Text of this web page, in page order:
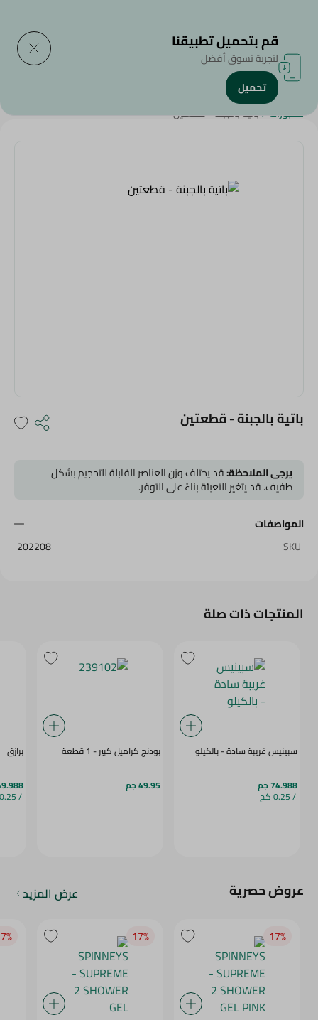
الرئيسية/منتجات سبينيس
مخبوزات/باتية بالجبنة - قطعتين
باتية بالجبنة - قطعتين
يرجى الملاحظة:قد يختلف وزن العناصر القابلة للتحجيم بشكل
طفيف. قد يتغير التعبئة بناءً على التوفر.
المواصفات
SKU
202208
المنتجات ذات صلة
سبينيس غريبة سادة - بالكيلو
74.988 جم
/ 0.25 كج
بودنج كراميل كبير - 1 قطعة
49.95 جم
برازق
49.988
/ 0.25 كج
عروض حصرية عرض المزيد
17‎%‎
17‎%‎
قم بتحميل تطبيقنا
لتجربة تسوق أفضل
تحميل